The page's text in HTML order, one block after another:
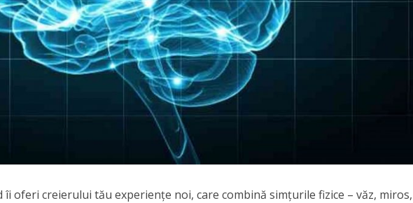
îi oferi creierului tău experiențe noi, care combină simțurile fizice – văz,